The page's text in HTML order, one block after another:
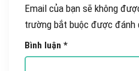
Email của bạn sẽ không
trường bắt buộc được đánh
Bình luận *